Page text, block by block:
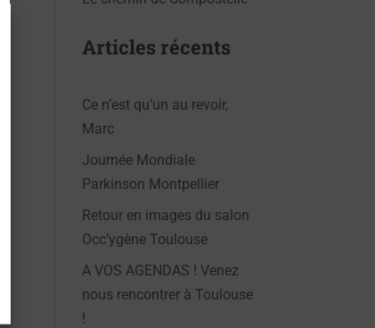
Articles récents
Ce n’est qu’un au revoir,
Marc
Journée Mondiale
Parkinson Montpellier
Retour en images du salon
Occ’ygène Toulouse
A VOS AGENDAS ! Venez
nous rencontrer à Toulouse
!